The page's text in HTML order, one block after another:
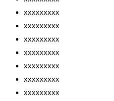
xxxxxxxxx
xxxxxxxxx
xxxxxxxxx
xxxxxxxxx
xxxxxxxxx
xxxxxxxxx
xxxxxxxxx